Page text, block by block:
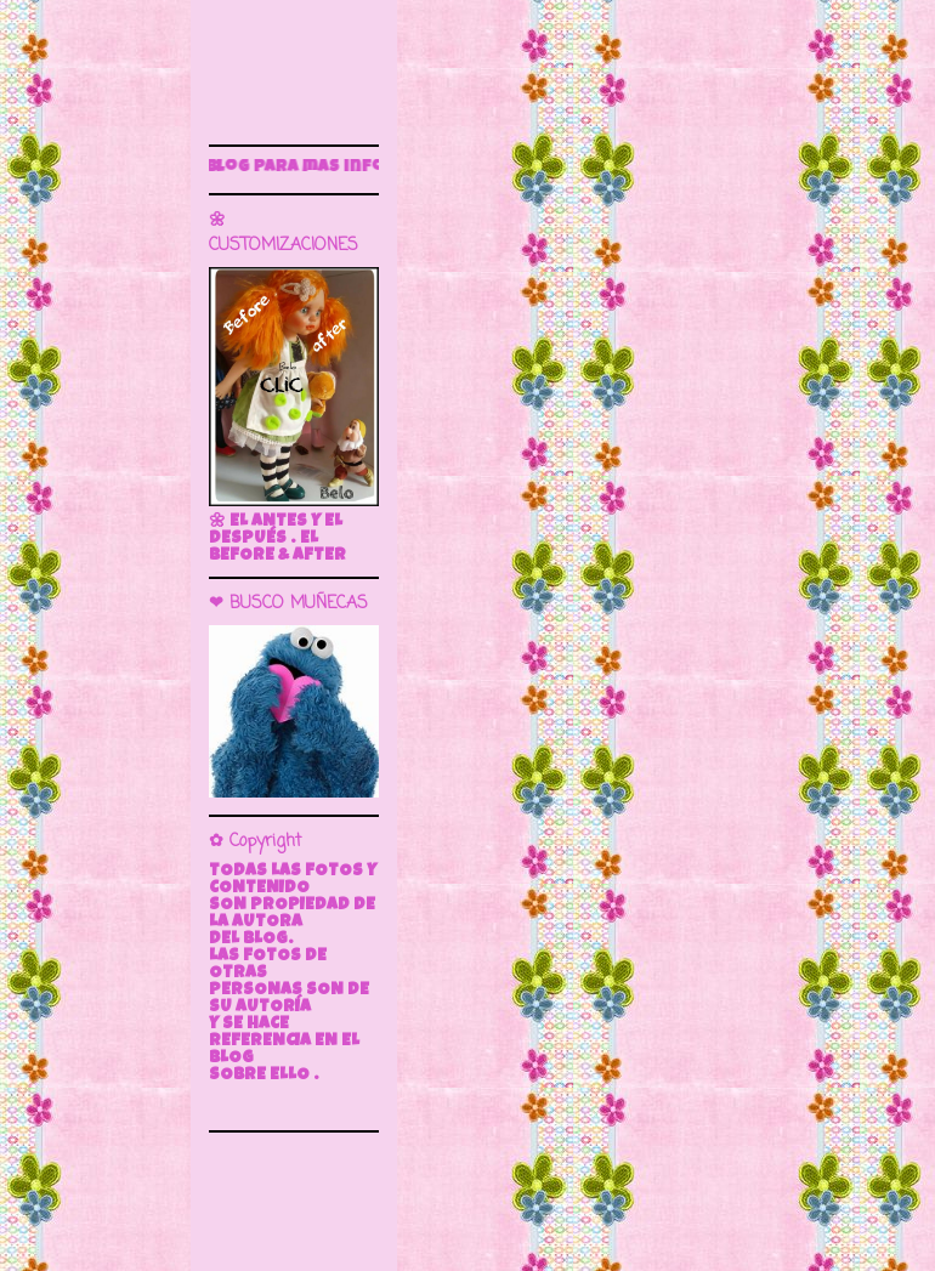
blog para más información
🌼
CUSTOMIZACIONES
🌼 EL ANTES Y EL
DESPUÉS . EL
BEFORE & AFTER
❤ BUSCO MUÑECAS
✿ Copyright
TODAS LAS FOTOS Y
CONTENIDO
SON PROPIEDAD DE
LA AUTORA
DEL BLOG.
LAS FOTOS DE
OTRAS
PERSONAS SON DE
SU AUTORÍA
Y SE HACE
REFERENCIA EN EL
BLOG
SOBRE ELLO .